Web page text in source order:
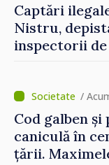
Captări
Nistru,
inspectorii de
/
Cod galben
caniculă în
țării.